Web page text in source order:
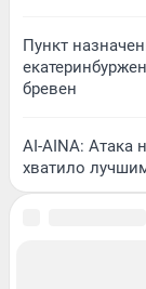
Пункт
бревен
AI-AINA: Атака
хватило